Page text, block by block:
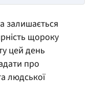
залишається
щороку
цей день
про
людської